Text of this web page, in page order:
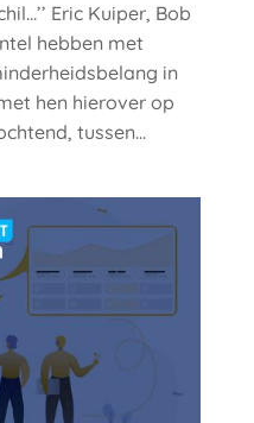
Eric Kuiper, Bob
hebben met
in
hen hierover op
tussen...